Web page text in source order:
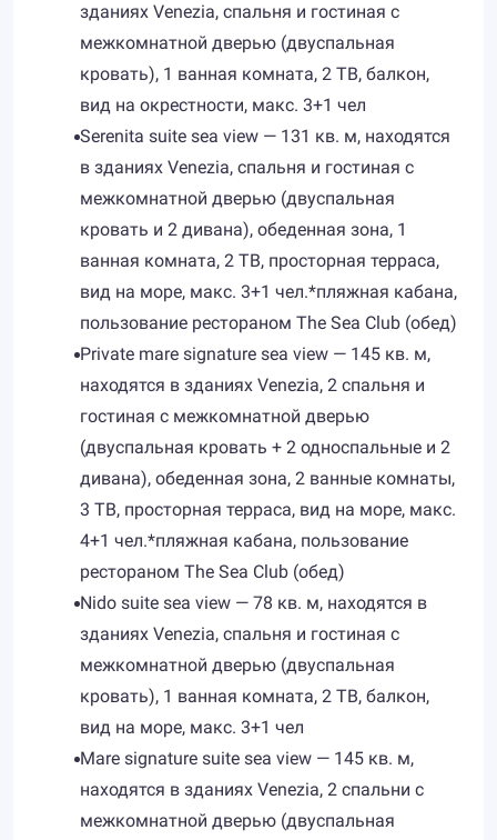
зданиях Venezia, спальня и гостиная с
межкомнатной дверью (двуспальная
кровать), 1 ванная комната, 2 ТВ, балкон,
вид на окрестности, макс. 3+1 чел
Serenita suite sea view — 131 кв. м, находятся
в зданиях Venezia, спальня и гостиная с
межкомнатной дверью (двуспальная
кровать и 2 дивана), обеденная зона, 1
ванная комната, 2 ТВ, просторная терраса,
вид на море, макс. 3+1 чел.*пляжная кабана,
пользование рестораном The Sea Club (обед)
Private mare signature sea view — 145 кв. м,
находятся в зданиях Venezia, 2 спальня и
гостиная с межкомнатной дверью
(двуспальная кровать + 2 односпальные и 2
дивана), обеденная зона, 2 ванные комнаты,
3 ТВ, просторная терраса, вид на море, макс.
4+1 чел.*пляжная кабана, пользование
рестораном The Sea Club (обед)
Nido suite sea view — 78 кв. м, находятся в
зданиях Venezia, спальня и гостиная с
межкомнатной дверью (двуспальная
кровать), 1 ванная комната, 2 ТВ, балкон,
вид на море, макс. 3+1 чел
Mare signature suite sea view — 145 кв. м,
находятся в зданиях Venezia, 2 спальни с
межкомнатной дверью (двуспальная